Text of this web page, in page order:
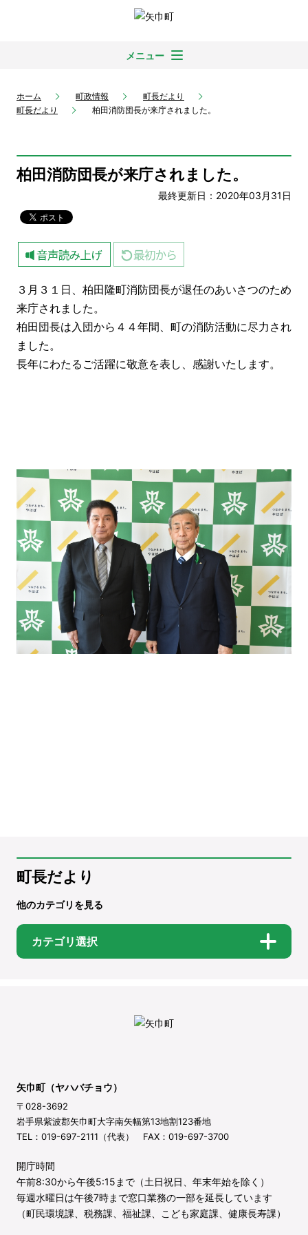
メニュー
ホーム 町政情報
町長だより
町長だより
柏田消防団長が来庁されました。
柏田消防団長が来庁されました。
最終更新日：2020年03月31日
３月３１日、柏田隆町消防団長が退任のあいさつのため
来庁されました。
柏田団長は入団から４４年間、町の消防活動に尽力され
ました。
長年にわたるご活躍に敬意を表し、感謝いたします。
町長だより
他のカテゴリを見る
カテゴリ選択
矢巾町（ヤハバチョウ）
〒028-3692
岩手県紫波郡矢巾町大字南矢幅第13地割123番地
TEL：019-697-2111（代表） FAX：019-697-3700
開庁時間
午前8:30から午後5:15まで（土日祝日、年末年始を除く）
毎週水曜日は午後7時まで窓口業務の一部を延長しています
（町民環境課、税務課、福祉課、こども家庭課、健康長寿課）